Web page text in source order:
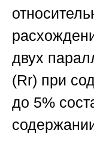
двух
(Rr) при
до 5%